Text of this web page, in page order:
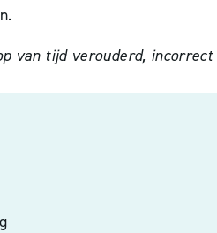
van tijd verouderd,